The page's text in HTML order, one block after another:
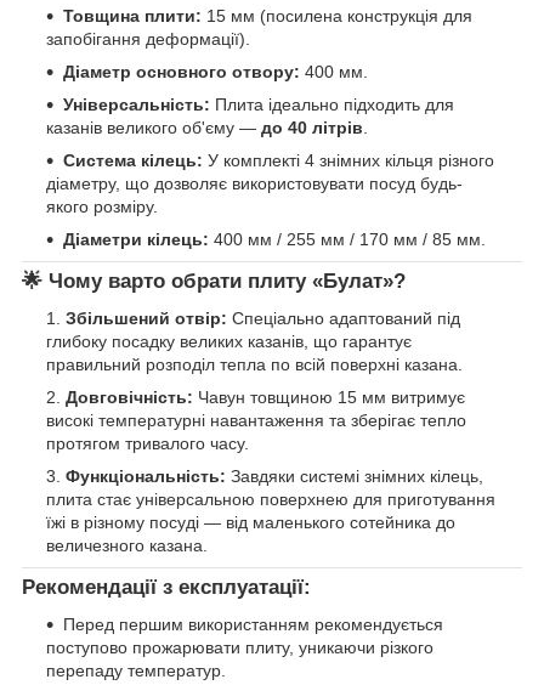
Товщина плити: 15 мм (посилена конструкція для
запобігання деформації).
Діаметр основного отвору: 400 мм.
Універсальність: Плита ідеально підходить для
казанів великого об'єму — до 40 літрів.
Система кілець: У комплекті 4 знімних кільця різного
діаметру, що дозволяє використовувати посуд будь-
якого розміру.
Діаметри кілець: 400 мм / 255 мм / 170 мм / 85 мм.
🌟 Чому варто обрати плиту «Булат»?
Збільшений отвір: Спеціально адаптований під
глибоку посадку великих казанів, що гарантує
правильний розподіл тепла по всій поверхні казана.
Довговічність: Чавун товщиною 15 мм витримує
високі температурні навантаження та зберігає тепло
протягом тривалого часу.
Функціональність: Завдяки системі знімних кілець,
плита стає універсальною поверхнею для приготування
їжі в різному посуді — від маленького сотейника до
величезного казана.
Рекомендації з експлуатації:
Перед першим використанням рекомендується
поступово прожарювати плиту, уникаючи різкого
перепаду температур.